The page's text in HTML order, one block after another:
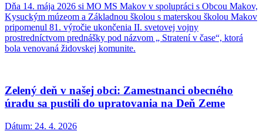
Dňa 14. mája 2026 si MO MS Makov v spolupráci s Obcou Makov,
Kysuckým múzeom a Základnou školou s materskou školou Makov
pripomenul 81. výročie ukončenia II. svetovej vojny
prostredníctvom prednášky pod názvom „ Stratení v čase“, ktorá
bola venovaná židovskej komunite.
Zelený deň v našej obci: Zamestnanci obecného
úradu sa pustili do upratovania na Deň Zeme
Dátum: 24. 4. 2026